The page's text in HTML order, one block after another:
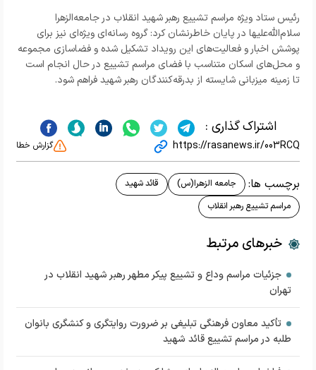
رئیس ستاد ویژه مراسم تشییع رهبر شهید انقلاب در جامعه‌الزهرا
سلام‌الله‌علیها در پایان خاطرنشان کرد: گروه رسانه‌ای ویژه‌ای نیز برای
پوشش اخبار و فعالیت‌های این رویداد تشکیل شده و فضاسازی مجموعه
و محل‌های اسکان متناسب با فضای مراسم تشییع در حال انجام است
تا زمینه میزبانی شایسته از بدرقه‌کنندگان رهبر شهید فراهم شود.
اشتراک گذاری :
https://rasanews.ir/003RCQ گزارش خطا
برچسب ها: جامعه الزهرا(س)
قائد شهید
مراسم تشییع رهبر انقلاب
خبرهای مرتبط
جزئیات مراسم‌ وداع و تشییع پیکر مطهر رهبر شهید انقلاب در
تهران
تأکید معاون فرهنگی تبلیغی بر ضرورت روایتگری و کنشگری بانوان
طلبه در مراسم تشییع قائد شهید